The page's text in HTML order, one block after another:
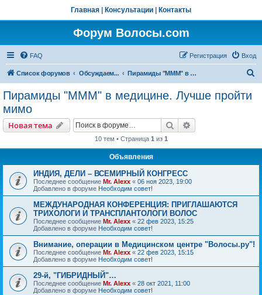
Главная Консультации Контакты
Форум Волосы.com
FAQ Вход
Регистрация
Список форумов Обсуждаем... Пирамиды "МММ" в медицине. Лучше пройти мимо
Пирамиды "МММ" в медицине. Лучше пройти
мимо
Новая тема Поиск
10 тем • Страница 1 из 1
Объявления
ИНДИЯ, ДЕЛИ – ВСЕМИРНЫЙ КОНГРЕСС
Последнее сообщение Mr. Alexx « 06 ноя 2023, 19:00
Добавлено в форуме Необходим совет!
МЕЖДУНАРОДНАЯ КОНФЕРЕНЦИЯ: ПРИГЛАШАЮТСЯ
ТРИХОЛОГИ И ТРАНСПЛАНТОЛОГИ ВОЛОС
Последнее сообщение Mr. Alexx « 22 фев 2023, 15:25
Добавлено в форуме Необходим совет!
Внимание, операции в Медицинском центре "Волосы.ру"!
Последнее сообщение Mr. Alexx « 22 фев 2023, 15:15
Добавлено в форуме Необходим совет!
29-й, "ГИБРИДНЫЙ"…
Последнее сообщение Mr. Alexx « 28 окт 2021, 11:00
Добавлено в форуме Необходим совет!